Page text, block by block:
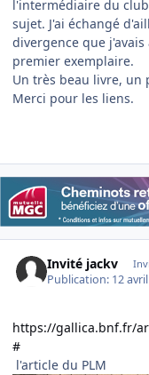
l'intermédiaire du
sujet. J'ai échangé
divergence que
premier exemplaire.
Un très beau livre, un
Merci pour les liens.
Invité jackv
Publication: 12
https://gallica.bnf.fr/
#
l'article du PLM